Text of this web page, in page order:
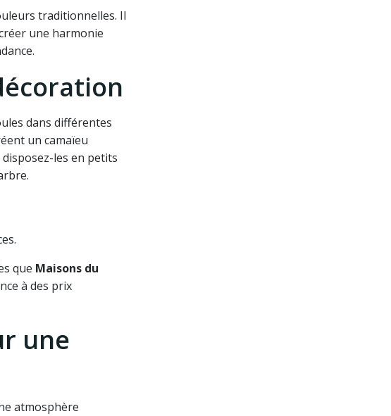
traditionnelles. Il
une harmonie
dans différentes
un camaïeu
les en petits
que Maisons du
à des prix
une
atmosphère